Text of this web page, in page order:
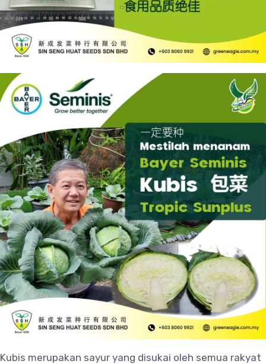
Kubis merupakan sayur yang disukai oleh semua rakyat